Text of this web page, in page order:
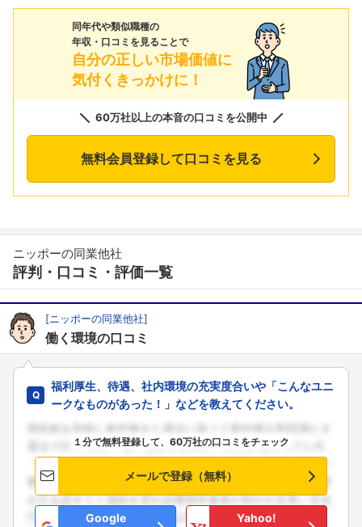
同年代や類似職種の
年収・口コミを見ることで
自分の正しい市場価値に
気付くきっかけに！
60万社以上の本音の口コミを公開中
無料会員登録して口コミを見る
ニッポーの同業他社
評判・口コミ・評価一覧
[ニッポーの同業他社]
働く環境の口コミ
福利厚生、待遇、社内環境の充実度合いや「こんなユニ
ークなものがあった！」などを教えてください。
１分で無料登録して、60万社の口コミをチェック
メールで登録（無料）
Google
Yahoo!